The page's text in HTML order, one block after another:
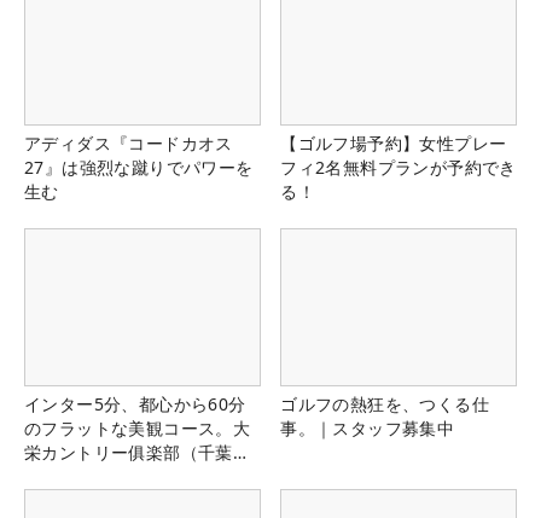
アディダス『コードカオス
27』は強烈な蹴りでパワーを
生む
【ゴルフ場予約】女性プレー
フィ2名無料プランが予約でき
る！
インター5分、都心から60分
のフラットな美観コース。大
栄カントリー俱楽部（千葉
ゴルフの熱狂を、つくる仕
事。｜スタッフ募集中